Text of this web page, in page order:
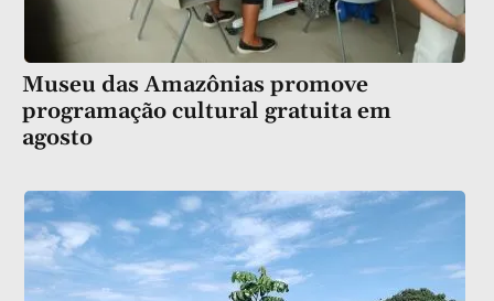
Museu das Amazônias promove
programação cultural gratuita em
agosto